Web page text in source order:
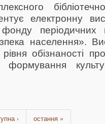
електронну
фонду періодичних
населення».
обізнаності
формування
› остання »